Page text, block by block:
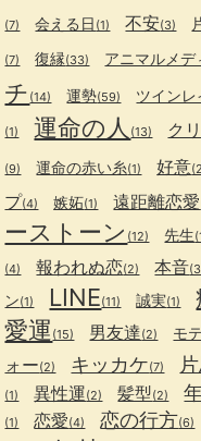
(7) 会える日 (1) 不安(3)
(7) 復縁(33) アニマルメデ
チ (14) 運勢(59) ツインレ
(1) 運命の人 (13) ク
(9) 運命の赤い糸(1) 好意
プ(4) 嫉妬(1) 遠距離恋愛
ーストーン (12) 先生
(4) 報われぬ恋(2) 本音
ン(1) LINE(11) 誠実(1)
愛運 (15) 男友達(2) モ
ォー(2) キッカケ(7)
(1) 異性運(2) 髪型(2)
(1) 恋愛(4) 恋の行方(6)